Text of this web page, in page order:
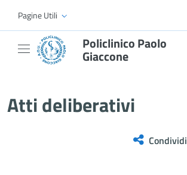
Skip to Main Content
Pagine Utili
Policlinico Paolo
Giaccone
Atti deliberativi
Condividi